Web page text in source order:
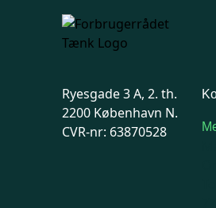
Ryesgade 3 A, 2. th.
2200 København N.
CVR-nr: 63870528